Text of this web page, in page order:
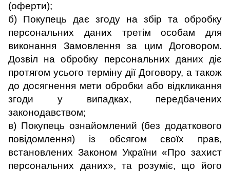
(оферти);
б) Покупець дає згоду на збір та обробку
персональних даних третім особам для
виконання Замовлення за цим Договором.
Дозвіл на обробку персональних даних діє
протягом усього терміну дії Договору, а також
до досягнення мети обробки або відкликання
згоди у випадках, передбачених
законодавством;
в) Покупець ознайомлений (без додаткового
повідомлення) із обсягом своїх прав,
встановлених Законом України «Про захист
персональних даних», та розуміє, що його